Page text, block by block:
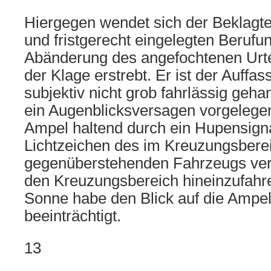
Hiergegen wendet sich der
und fristgerecht eingelegten
Abänderung des angefochtenen
der Klage erstrebt. Er ist der
subjektiv nicht grob fahrlässig
ein Augenblicksversagen
Ampel haltend durch ein
Lichtzeichen des im
gegenüberstehenden Fahrzeugs
den Kreuzungsbereich
Sonne habe den Blick auf die
beeinträchtigt.
13